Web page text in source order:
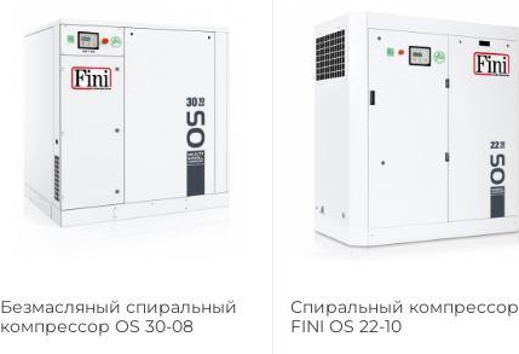
Безмасляный спиральный
компрессор OS 30-08
Спиральный компрессор
FINI OS 22-10